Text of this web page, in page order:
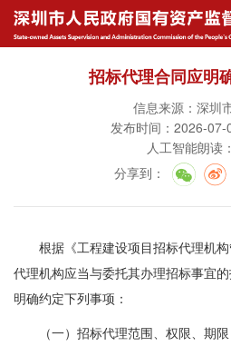
招标代理合同应明
信息来源：深圳
发布时间：2026-
人工智能朗读：
分享到 ：
根据《工程建设项目招标代理机构
代理机构应当与委托其办理招标事宜
明确约定下列事项：
（一）招标代理范围、权限、期限